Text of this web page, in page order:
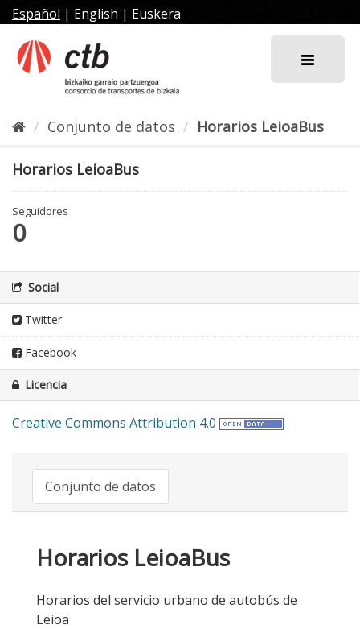
al
contenido
Español | English | Euskera
Conjunto de datos Horarios LeioaBus
Horarios LeioaBus
Seguidores
0
Social
Twitter
Facebook
Licencia
Creative Commons Attribution 4.0
Conjunto de datos
Horarios LeioaBus
Horarios del servicio urbano de autobús de
Leioa